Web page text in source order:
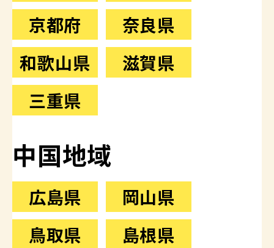
京都府
奈良県
和歌山県
滋賀県
三重県
中国地域
広島県
岡山県
鳥取県
島根県